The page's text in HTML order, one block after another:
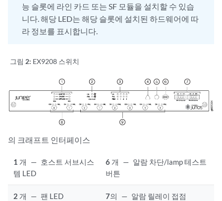
능 슬롯에 라인 카드 또는 SF 모듈을 설치할 수 있습
니다. 해당 LED는 해당 슬롯에 설치된 하드웨어에 따
라 정보를 표시합니다.
그림 2: EX9208 스위치
의 크래프트 인터페이스
1 개 — 호스트 서브시스
템 LED
6 개 — 알람 차단/lamp 테스트
버튼
2 개 — 팬 LED 7의 — 알람 릴레이 접점